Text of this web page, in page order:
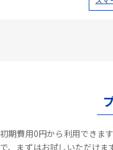
初期費用0円から利用できま
で、まずはお試しいただけま